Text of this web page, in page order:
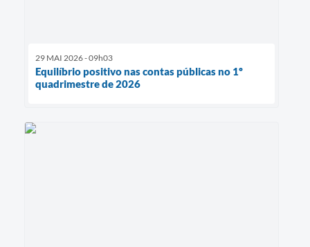
29 MAI 2026 - 09h03
Equilíbrio positivo nas contas públicas no 1º
quadrimestre de 2026